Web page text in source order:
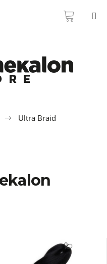
KOŠÍK
Ultra Braid